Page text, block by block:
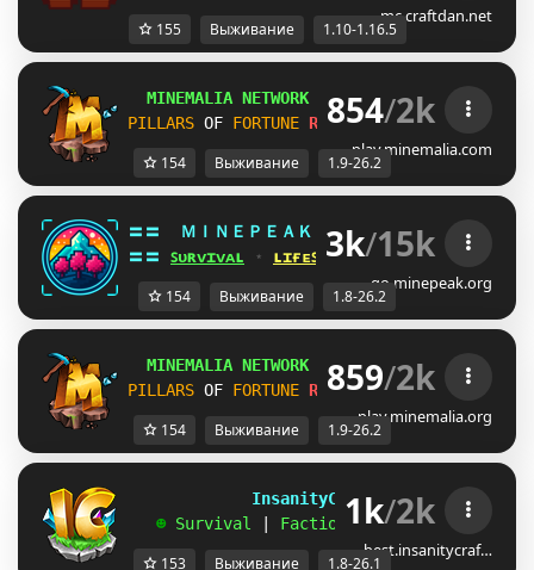
mc.craftdan.net
155 Выживание 1.10-1.16.5
MINEMALIA NETWORK 1.9-26.2 |
SUMMER
PILLARS OF FORTUNE RELEASE! SURVIVAL
854/2k
play.minemalia.com
154 Выживание 1.9-26.2
〓〓 ＭＩＮＥＰＥＡＫ ¤ 1.8 - 26.2
〓〓 ꜱᴜʀᴠɪᴠᴀʟ ⋆ ʟɪғᴇꜱᴛᴇᴀʟ ⋆ ʙᴇᴅᴡᴀʀꜱ ⋆
3k/15k
go.minepeak.org
154 Выживание 1.8-26.2
MINEMALIA NETWORK 1.9-26.2 |
SUMMER
PILLARS OF FORTUNE RELEASE! SURVIVAL
859/2k
play.minemalia.org
154 Выживание 1.9-26.2
InsanityCraft || 1.8 - 26.1
☻ Survival Factions | Skyblock
1k/2k
best.insanitycraf…
153 Выживание 1.8-26.1